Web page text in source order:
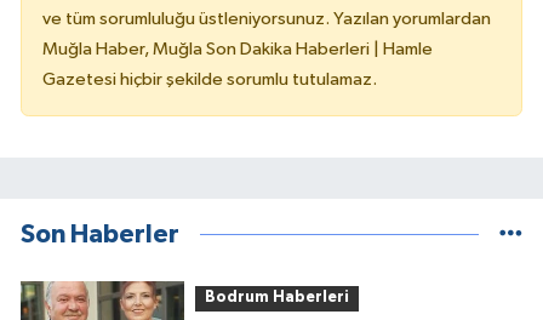
ve tüm sorumluluğu üstleniyorsunuz. Yazılan yorumlardan
Muğla Haber, Muğla Son Dakika Haberleri | Hamle
Gazetesi hiçbir şekilde sorumlu tutulamaz.
Son Haberler
Bodrum Haberleri